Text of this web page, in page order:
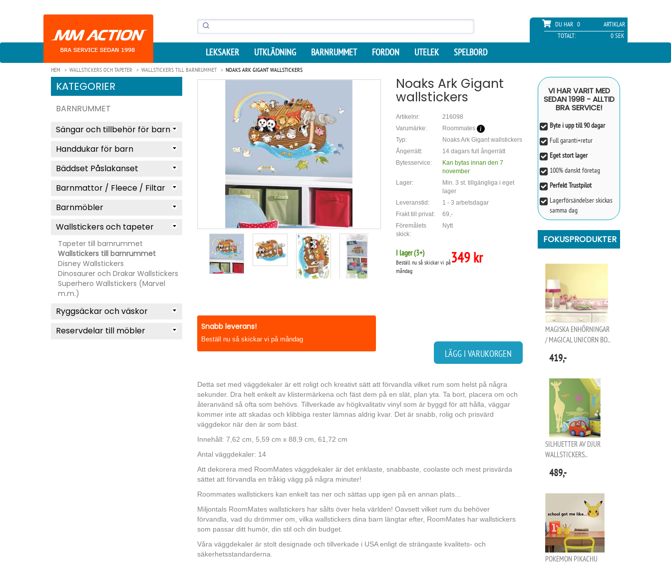
DU HAR 0
ARTIKLAR
TOTALT:
0 SEK
LEKSAKER UTKLÄDNING BARNRUMMET FORDON UTELEK SPELBORD
HEM WALLSTICKERS OCH TAPETER WALLSTICKERS TILL BARNRUMMET NOAKS ARK GIGANT WALLSTICKERS
KATEGORIER
BARNRUMMET
Sängar och tillbehör för barn
Handdukar för barn
Bäddset Påslakanset
Barnmattor / Fleece / Filtar
Barnmöbler
Wallstickers och tapeter
Tapeter till barnrummet
Wallstickers till barnrummet
Disney Wallstickers
Dinosaurer och Drakar Wallstickers
Superhero Wallstickers (Marvel
m.m.)
Ryggsäckar och väskor
Reservdelar till möbler
Snabb leverans!
Beställ nu så skickar vi på måndag
Noaks Ark Gigant
wallstickers
Artikelnr:
216098
Varumärke:
Roommates
Typ:
Noaks Ark Gigant wallstickers
Ångerrätt:
14 dagars full ångerrätt
Bytesservice:
Kan bytas innan den 7
november
Lager:
Min. 3 st. tillgängliga i eget
lager
Leveranstid:
1 - 3 arbetsdagar
Frakt till privat:
69,-
Föremålets
skick:
Nytt
I lager (3+)
Beställ nu så skickar vi på
måndag
349 kr
LÄGG I VARUKORGEN
Detta set med väggdekaler är ett roligt och kreativt sätt att förvandla vilket rum som helst på några
sekunder. Dra helt enkelt av klistermärkena och fäst dem på en slät, plan yta. Ta bort, placera om och
återanvänd så ofta som behövs. Tillverkade av högkvalitativ vinyl som är byggd för att hålla, väggar
kommer inte att skadas och klibbiga rester lämnas aldrig kvar. Det är snabb, rolig och prisvärd
väggdekor när den är som bäst.
Innehåll: 7,62 cm, 5,59 cm x 88,9 cm, 61,72 cm
Antal väggdekaler: 14
Att dekorera med RoomMates väggdekaler är det enklaste, snabbaste, coolaste och mest prisvärda
sättet att förvandla en tråkig vägg på några minuter!
Roommates wallstickers kan enkelt tas ner och sättas upp igen på en annan plats...
Miljontals RoomMates wallstickers har sålts över hela världen! Oavsett vilket rum du behöver
förvandla, vad du drömmer om, vilka wallstickers dina barn längtar efter, RoomMates har wallstickers
som passar ditt humör, din stil och din budget.
Våra väggdekaler är stolt designade och tillverkade i USA enligt de strängaste kvalitets- och
säkerhetsstandarderna.
VI HAR VARIT MED
SEDAN 1998 - ALLTID
BRA SERVICE!
Byte i upp till 90 dagar
Full garanti+retur
Eget stort lager
100% danskt företag
Perfekt Trustpilot
Lagerförsändelser skickas
samma dag
FOKUSPRODUKTER
MAGISKA ENHÖRNINGAR
/ MAGICAL UNICORN BO..
419,-
SILHUETTER AV DJUR
WALLSTICKERS..
489,-
POKEMON PIKACHU